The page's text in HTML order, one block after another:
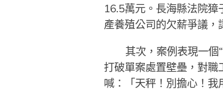
16.5萬元。長海縣法院
產養殖公司的欠薪爭議，
其次，案例表現一個
打破單案處置壁壘，對職
喊：「天秤！別擔心！